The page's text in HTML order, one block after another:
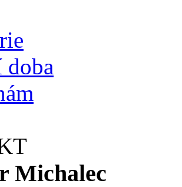
doba
Michalec